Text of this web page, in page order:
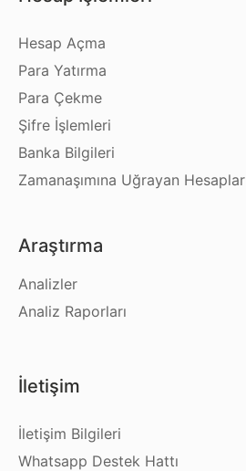
Hesap Açma
Para Yatırma
Para Çekme
Şifre İşlemleri
Banka Bilgileri
Zamanaşımına Uğrayan Hesaplar
Araştırma
Analizler
Analiz Raporları
İletişim
İletişim Bilgileri
Whatsapp Destek Hattı